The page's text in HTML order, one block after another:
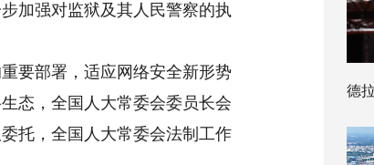
加强对监狱及其人民警察的执
要部署，适应网络安全新形势
态，全国人大常委会委员长会
托，全国人大常委会法制工作